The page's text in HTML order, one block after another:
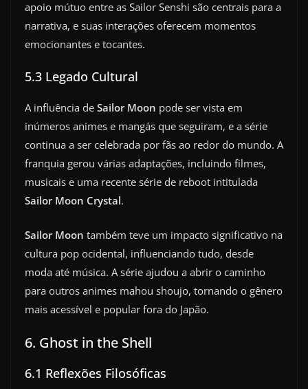
apoio mútuo entre as Sailor Senshi são centrais para a
narrativa, e suas interações oferecem momentos
emocionantes e tocantes.
5.3 Legado Cultural
A influência de Sailor Moon pode ser vista em
inúmeros animes e mangás que seguiram, e a série
continua a ser celebrada por fãs ao redor do mundo. A
franquia gerou várias adaptações, incluindo filmes,
musicais e uma recente série de reboot intitulada
Sailor Moon Crystal.
Sailor Moon também teve um impacto significativo na
cultura pop ocidental, influenciando tudo, desde
moda até música. A série ajudou a abrir o caminho
para outros animes mahou shoujo, tornando o gênero
mais acessível e popular fora do Japão.
6. Ghost in the Shell
6.1 Reflexões Filosóficas